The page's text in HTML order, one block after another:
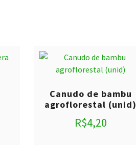
Canudo de bambu
agroflorestal (unid)
R$4,20